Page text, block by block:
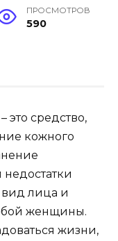
ПРОСМОТРОВ
590
– это средство,
кожного
лица и
женщины.
жизни,